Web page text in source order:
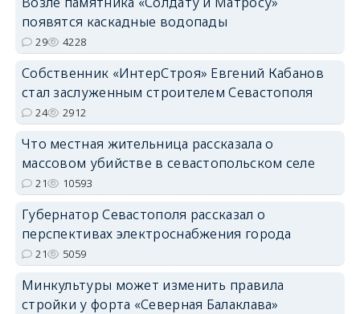
появятся каскадные водопады
29 4228
Собственник «ИнтерСтроя» Евгений Кабанов
стал заслуженным строителем Севастополя
24 2912
Что местная жительница рассказала о
массовом убийстве в севастопольском селе
21 10593
Губернатор Севастополя рассказал о
перспективах электроснабжения города
21 5059
Минкультуры может изменить правила
стройки у форта «Северная Балаклава»